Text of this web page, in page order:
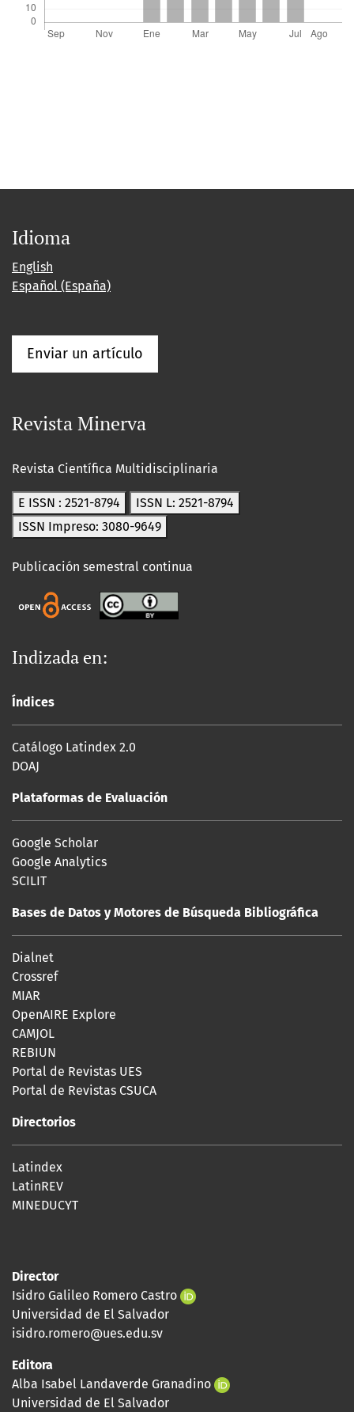
Idioma
English
Español (España)
Enviar un artículo
Revista Minerva
Revista Científica Multidisciplinaria
E ISSN : 2521-8794
ISSN L: 2521-8794
ISSN Impreso: 3080-9649
Publicación semestral continua
Indizada en:
Índices
Catálogo Latindex 2.0
DOAJ
Plataformas de Evaluación
Google Scholar
Google Analytics
SCILIT
Bases de Datos y Motores de Búsqueda Bibliográfica
Dialnet
Crossref
MIAR
OpenAIRE Explore
CAMJOL
REBIUN
Portal de Revistas UES
Portal de Revistas CSUCA
Directorios
Latindex
LatinREV
MINEDUCYT
Director
Isidro Galileo Romero Castro
Universidad de El Salvador
isidro.romero@ues.edu.sv
Editora
Alba Isabel Landaverde Granadino
Universidad de El Salvador